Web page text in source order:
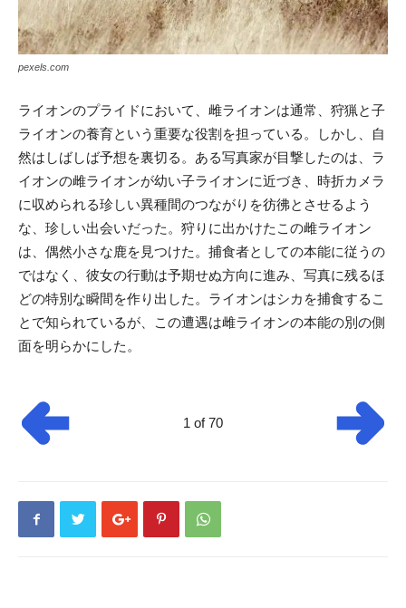
pexels.com
ライオンのプライドにおいて、雌ライオンは通常、狩猟と子
ライオンの養育という重要な役割を担っている。しかし、自
然はしばしば予想を裏切る。ある写真家が目撃したのは、ラ
イオンの雌ライオンが幼い子ライオンに近づき、時折カメラ
に収められる珍しい異種間のつながりを彷彿とさせるよう
な、珍しい出会いだった。狩りに出かけたこの雌ライオン
は、偶然小さな鹿を見つけた。捕食者としての本能に従うの
ではなく、彼女の行動は予期せぬ方向に進み、写真に残るほ
どの特別な瞬間を作り出した。ライオンはシカを捕食するこ
とで知られているが、この遭遇は雌ライオンの本能の別の側
面を明らかにした。
1 of 70